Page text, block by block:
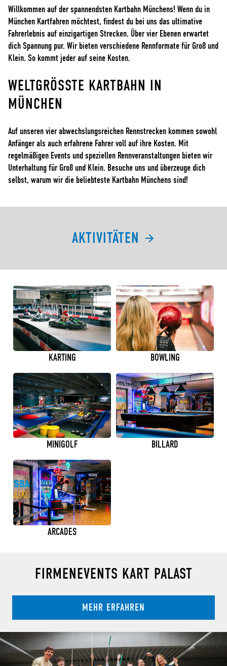
Willkommen auf der spannendsten Kartbahn Münchens! Wenn du in
München Kartfahren möchtest, findest du bei uns das ultimative
Fahrerlebnis auf einzigartigen Strecken. Über vier Ebenen erwartet
dich Spannung pur. Wir bieten verschiedene Rennformate für Groß und
Klein. So kommt jeder auf seine Kosten.
WELTGRÖSSTE KARTBAHN IN M
ÜNCHEN
Auf unseren vier abwechslungsreichen Rennstrecken kommen sowohl
Anfänger als auch erfahrene Fahrer voll auf ihre Kosten. Mit
regelmäßigen Events und speziellen Rennveranstaltungen bieten wir
Unterhaltung für Groß und Klein. Besuche uns und überzeuge dich
selbst, warum wir die beliebteste Kartbahn Münchens sind!
AKTIVITÄTEN
KARTING BOWLING
MINIGOLF BILLARD
ARCADES
FIRMENEVENTS KART PALAST
MEHR ERFAHREN